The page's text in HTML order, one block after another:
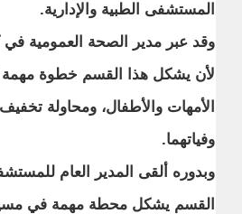
المستشفى الطبية والإدارية.
وقد عبر مدير الصحة العمومية
لأن يشكل هذا القسم خطوة
الأمهات والأطفال، ومحاولة
وفياتهما.
وبدوره ألقى المدير العام
القسم يشكل محطة مهمة في